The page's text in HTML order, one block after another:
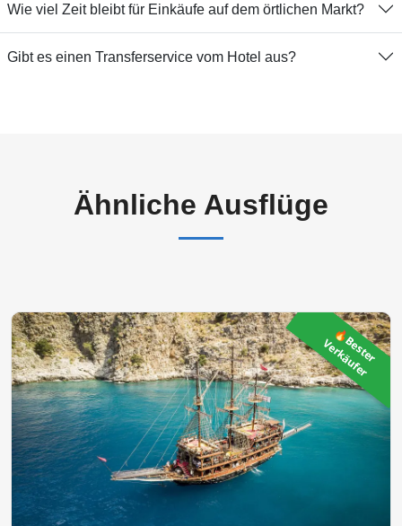
Wie viel Zeit bleibt für Einkäufe auf dem örtlichen Markt?
Gibt es einen Transferservice vom Hotel aus?
Ähnliche Ausflüge
🔥
B
e
s
t
e
r
V
e
r
k
ä
u
f
e
r